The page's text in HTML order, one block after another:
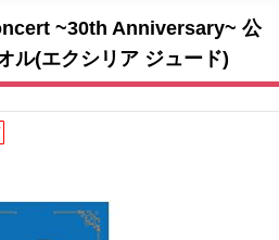
電子書籍
ASOBI STAGE
ーズ
ヴ
~30th Anniversary~ 公
ル(エクシリア ジュード)